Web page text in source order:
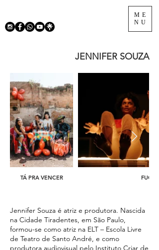
ME
NU
JENNIFER SOUZA
TÁ PRA VENCER FUGA
Jennifer Souza é atriz e produtora. Nascida
na Cidade Tiradentes, em São Paulo,
formou-se como atriz na ELT – Escola Livre
de Teatro de Santo André, e como
produtora audiovisual pelo Instituto Criar de